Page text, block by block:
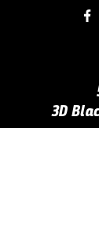
3D